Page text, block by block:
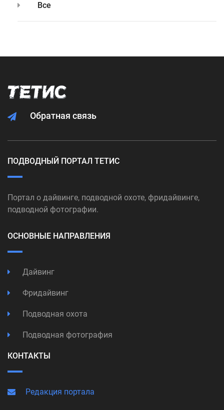
Все
Обратная связь
ПОДВОДНЫЙ ПОРТАЛ ТЕТИС
Портал о дайвинге, подводной охоте, фридайвинге,
подводной фотографии.
ОСНОВНЫЕ НАПРАВЛЕНИЯ
Дайвинг
Фридайвинг
Подводная охота
Подводная фотография
КОНТАКТЫ
Редакция портала